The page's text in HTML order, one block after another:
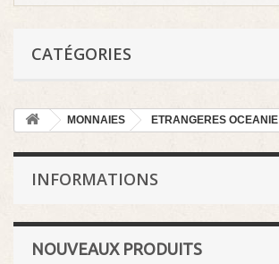
CATÉGORIES
MONNAIES ETRANGERES OCEANIE
INFORMATIONS
NOUVEAUX PRODUITS